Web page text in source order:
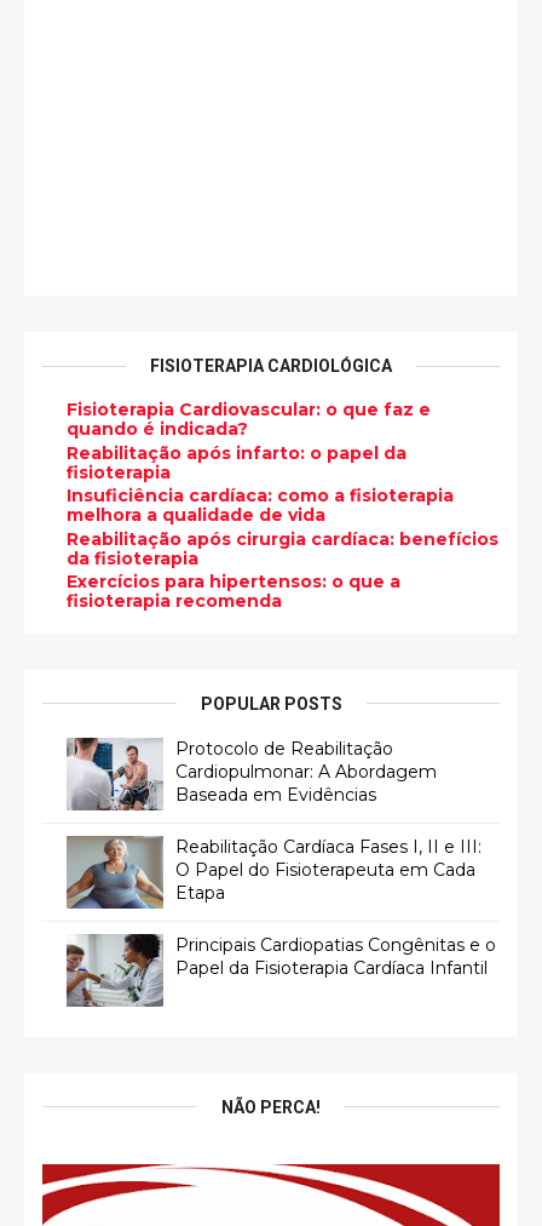
FISIOTERAPIA CARDIOLÓGICA
Fisioterapia Cardiovascular: o que faz e
quando é indicada?
Reabilitação após infarto: o papel da
fisioterapia
Insuficiência cardíaca: como a fisioterapia
melhora a qualidade de vida
Reabilitação após cirurgia cardíaca: benefícios
da fisioterapia
Exercícios para hipertensos: o que a
fisioterapia recomenda
POPULAR POSTS
Protocolo de Reabilitação
Cardiopulmonar: A Abordagem
Baseada em Evidências
Reabilitação Cardíaca Fases I, II e III:
O Papel do Fisioterapeuta em Cada
Etapa
Principais Cardiopatias Congênitas e o
Papel da Fisioterapia Cardíaca Infantil
NÃO PERCA!